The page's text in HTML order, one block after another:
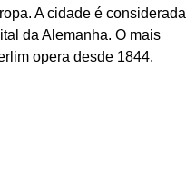
A cidade é considerada
da Alemanha. O mais
opera desde 1844.